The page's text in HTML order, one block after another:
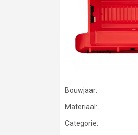
Bouwjaar:
Materiaal:
Categorie: